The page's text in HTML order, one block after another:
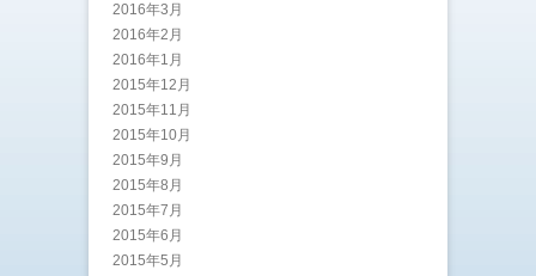
2016年3月
2016年2月
2016年1月
2015年12月
2015年11月
2015年10月
2015年9月
2015年8月
2015年7月
2015年6月
2015年5月